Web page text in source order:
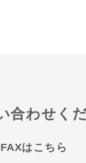
合わせく
FAXはこちら